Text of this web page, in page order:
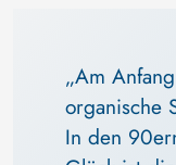
„Am
organische
In den